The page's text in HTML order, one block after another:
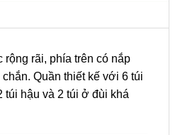
rộng rãi, phía trên có nắp
Quần thiết kế với 6 túi
túi hậu và 2 túi ở đùi khá